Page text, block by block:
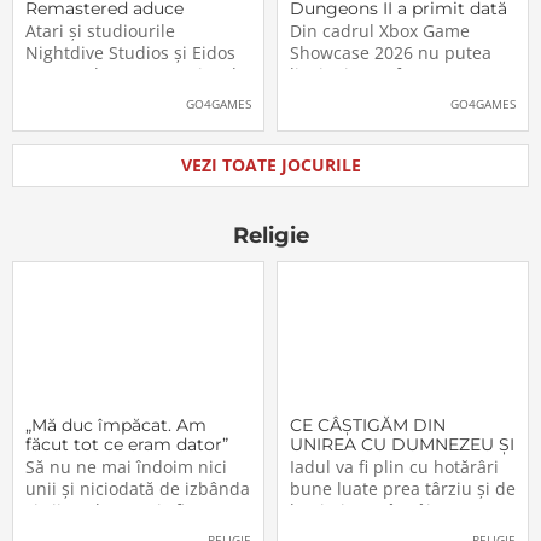
Remastered aduce
părintele genului stealth
pe platformele moderne
Atari și studiourile
Nightdive Studios și Eidos
Montreal au anunțat jocul
Thief: The Dark Project
PlayStation 5, PlayStation 4,
Xbox Series X|S, Nintendo
Switch 2, Nintendo Switch
GO4GAMES
Dungeons II a primit dată
de lansare. Când îl vom
putea juca
Din cadrul Xbox Game
Showcase 2026 nu putea
lipsi Minecraft Dungeons II,
care, pe lângă un nou
oficială de lansare. Astfel,
pasionații se vor putea
aventura în Minecraft
Video: Minecraft
GO4GAMES
VEZI TOATE JOCURILE
Religie
„Mă duc împăcat. Am
făcut tot ce eram dator”
Să nu ne mai îndoim nici
unii şi niciodată de izbânda
şi viitorul acestei sfinte
CE CÂŞTIGĂM DIN
UNIREA CU DUMNEZEU ŞI
CU FRAŢII (VI)
Iadul va fi plin cu hotărâri
bune luate prea târziu şi de
lacrimi nemângâiate
vărsate prea târziu. Lumea